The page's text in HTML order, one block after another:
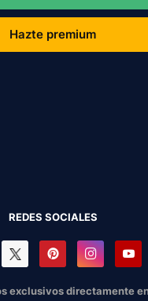
Hazte premium
REDES SOCIALES
exclusivos directamente